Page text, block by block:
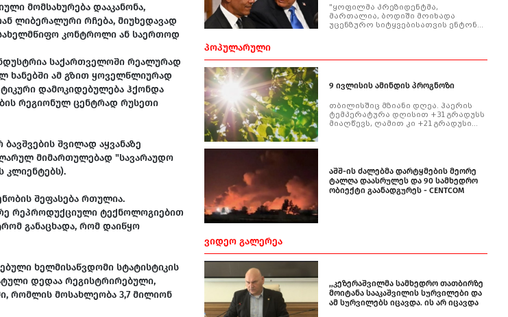
მომსახურება დააკანონა,
ლიბერალური რჩება, მიუხედავად
კონტროლი ან საერთოდ
საქართველოში რეალურად
ხანებში ამ გზით ყოველწლიურად
დამოკიდებულება ჰქონდა
რეგიონულ ცენტრად რუსეთი
შვილად აყვანაზე
მიმართულებად "სავარაუდო
კლიენტებს).
შეფასება რთულია.
რეპროდუქციული ტექნოლოგიებით
განაცხადა, რომ დაიწყო
ხელმისაწვდომი სტატისტიკის
დედაა რეგისტრირებული,
რომლის მოსახლეობა 3,7 მილიონ
ბუნებრივია. ვფიქრობ, რომ
ზელენსკი დღეს ომის მთავარი
ბენიფაციარია".
"ყოფილმა პრეზიდენტმა,
მართალია, ბოდიში მოიხადა
უცენზურო სიტყვებისათვის ენტონი
ნათქვამია მასალაში.
ᲞᲝᲞᲣᲚᲐᲠᲣᲚᲘ
9 ივლისის ამინდის პროგნოზი
თბილისშიც მზიანი დღეა. ჰაერის
ტემპერატურა დღისით +31 გრადუსს
მიაღწევს, ღამით კი +21 გრადუსი
აშშ-ის ძალებმა დარტყმების მეორე
ტალღა დაასრულეს და 90 სამხედრო
ობიექტი გაანადგურეს - CENTCOM
ᲕᲘᲓᲔᲝ ᲒᲐᲚᲔᲠᲔᲐ
,,კეზერაშვილმა სამხედრო თათბირზე
მოიტანა სააკაშვილის სურვილები და
ამ სურვილებს იცავდა. ის არ იცავდა